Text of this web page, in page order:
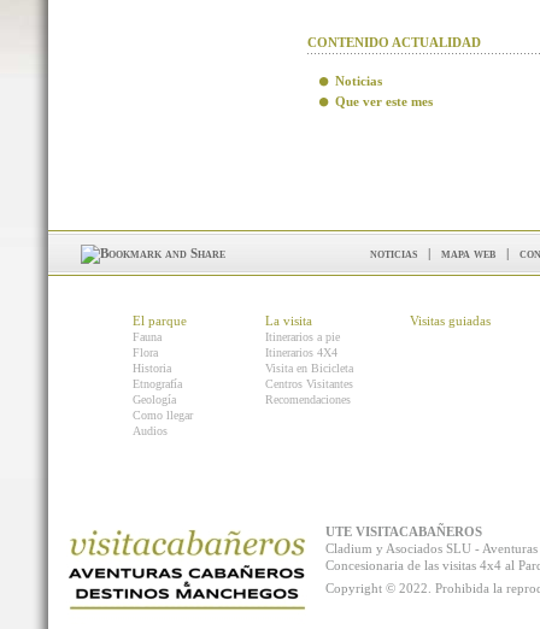
CONTENIDO ACTUALIDAD
Noticias
Que ver este mes
noticias | mapa web |
El parque
Fauna
Flora
Historia
Etnografía
Geología
Como llegar
Audios
La visita
Itinerarios a pie
Itinerarios 4X4
Visita en Bicicleta
Centros Visitantes
Recomendaciones
Visitas guiadas
UTE VISITACABAÑEROS
Cladium y Asociados SLU -
Concesionaria de las visitas 4x4 al
Copyright © 2022. Prohibida la